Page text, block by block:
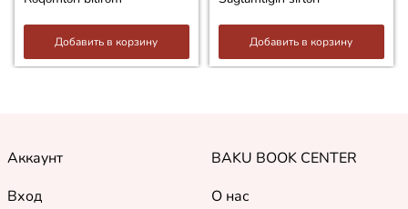
Добавить в корзину Добавить в корзину
Аккаунт
Вход
BAKU BOOK CENTER
О нас